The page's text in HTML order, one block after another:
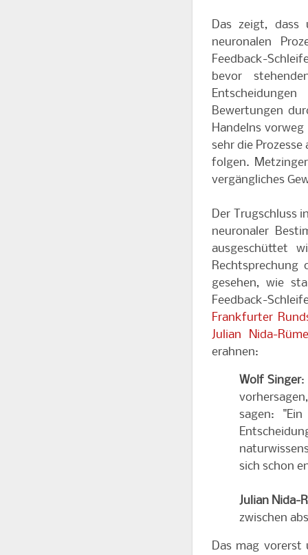
Das zeigt, dass
neuronalen
Feedback-
bevor
Bewertungen
Handelns
sehr die
folgen.
vergängliches
Der Trugschluss
neuronaler
ausgeschüttet
gesehen, wie
Feedback-
Frankfurter
Julian Nida-
erahnen:
Wolf Singer:
sagen:
sich schon
Julian Nida-
zwischen
Das mag